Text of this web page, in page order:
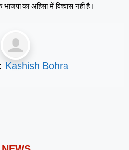
का अहिंसा में विश्वास नहीं है।
Kashish Bohra